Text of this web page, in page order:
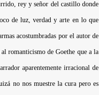
rey y señor del castillo donde
de luz, verdad y arte en lo que
acostumbradas por el autor de
al romanticismo de Goethe que a la
aparentemente irracional de
no nos muestre la cura pero es